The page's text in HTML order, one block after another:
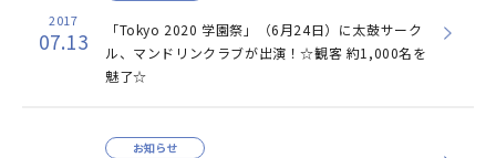
2017
07.13
「Tokyo 2020 学園祭」（6月24日）に太鼓サーク
ル、マンドリンクラブが出演！☆観客 約1,000名を
魅了☆
お知らせ